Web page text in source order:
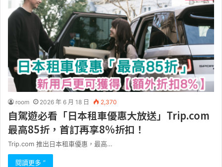
room 2026 年 6 月 18 日 2,370
自駕遊必看「日本租車優惠大放送」Trip.com
最高85折，首訂再享8%折扣！
Trip.com 推出日本租車優惠，最高…
閱讀更多 ”